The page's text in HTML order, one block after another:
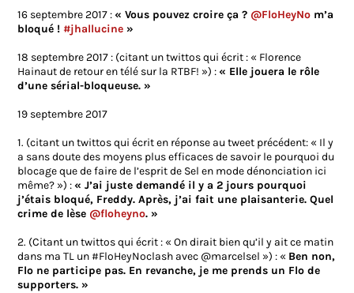
16 septembre 2017 :« Vous pouvez croire ça ? @FloHeyNo m’a
bloqué !#jhallucine »
18 septembre 2017 : (citant un twittos qui écrit : « Florence
Hainaut de retour en télé sur la RTBF! ») :« Elle jouera le rôle
d’une sérial-bloqueuse. »
19 septembre 2017
1. (citant un twittos qui écrit en réponse au tweet précédent: « Il y
a sans doute des moyens plus efficaces de savoir le pourquoi du
blocage que de faire de l’esprit de Sel en mode dénonciation ici
même? ») :« J’ai juste demandé il y a 2 jours pourquoi
j’étais bloqué, Freddy. Après, j’ai fait une plaisanterie. Quel
crime de lèse @floheyno. »
2. (Citant un twittos qui écrit : « On dirait bien qu’il y ait ce matin
dans ma TL un #FloHeyNoclash avec @marcelsel ») : « Ben non,
Flo ne participe pas. En revanche, je me prends un Flo de
supporters. »